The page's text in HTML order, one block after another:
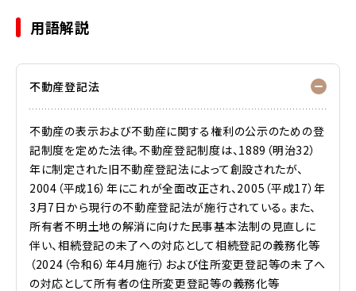
用語解説
不動産登記法
不動産の表示および不動産に関する権利の公示のための登
記制度を定めた法律。不動産登記制度は、1889（明治32）
年に制定された旧不動産登記法によって創設されたが、
2004（平成16）年にこれが全面改正され、2005（平成17）年
3月7日から現行の不動産登記法が施行されている。また、
所有者不明土地の解消に向けた民事基本法制の見直しに
伴い、相続登記の未了への対応として相続登記の義務化等
（2024（令和6）年4月施行）および住所変更登記等の未了へ
の対応として所有者の住所変更登記等の義務化等